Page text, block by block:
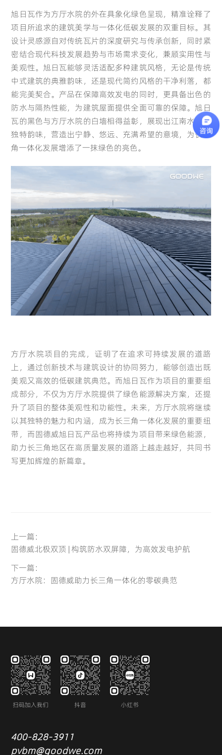
English(Global)
Deutsch
Germany
Français
French
(Latam)
Spain
Portugal
旭日瓦作为方厅水院的外在具象化绿色呈现，精准诠释了
项目所追求的建筑美学与一体化低碳发展的双重目标。其
设计灵感源自对传统瓦片的深度研究与传承创新，同时紧
密结合现代科技发展趋势与市场需求变化，兼顾实用性与
美观性。旭日瓦能够灵活适配多种建筑风格，无论是传统
中式建筑的典雅韵味，还是现代简约风格的干净利落，都
能完美契合。产品在保障高效发电的同时，更具备出色的
防水与隔热性能，为建筑屋面提供全面可靠的保障。旭日
瓦的黑色与方厅水院的白墙相得益彰，展现出江南水乡的
独特韵味，营造出宁静、悠远、充满希望的意境，为长三
角一体化发展增添了一抹绿色的亮色。
方厅水院项目的完成，证明了在追求可持续发展的道路
上，通过创新技术与建筑设计的协同努力，能够创造出既
美观又高效的低碳建筑典范。而旭日瓦作为项目的重要组
成部分，不仅为方厅水院提供了绿色能源解决方案，还提
升了项目的整体美观性和功能性。未来，方厅水院将继续
以其独特的魅力和内涵，成为长三角一体化发展的重要纽
带，而固德威旭日瓦产品也将持续为项目带来绿色能源，
助力长三角地区在高质量发展的道路上越走越好，共同书
写更加辉煌的新篇章。
上一篇：
固德威北极双顶 | 构筑防水双屏障，为高效发电护航
下一篇：
方厅水院：固德威助力长三角一体化的零碳典范
扫码加入我们 抖音 小红书
400-828-3911
pvbm@goodwe.com